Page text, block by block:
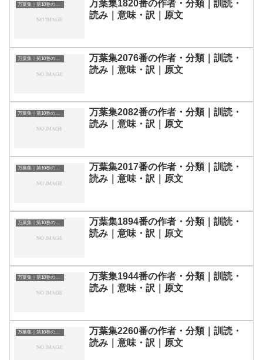
万葉集｜第10巻の和歌一覧
万葉集1820番の作者・分類｜訓読・
読み｜意味・訳｜原文
万葉集｜第10巻の和歌一覧
万葉集2076番の作者・分類｜訓読・
読み｜意味・訳｜原文
万葉集｜第10巻の和歌一覧
万葉集2082番の作者・分類｜訓読・
読み｜意味・訳｜原文
万葉集｜第10巻の和歌一覧
万葉集2017番の作者・分類｜訓読・
読み｜意味・訳｜原文
万葉集｜第10巻の和歌一覧
万葉集1894番の作者・分類｜訓読・
読み｜意味・訳｜原文
万葉集｜第10巻の和歌一覧
万葉集1944番の作者・分類｜訓読・
読み｜意味・訳｜原文
万葉集｜第10巻の和歌一覧
万葉集2260番の作者・分類｜訓読・
読み｜意味・訳｜原文